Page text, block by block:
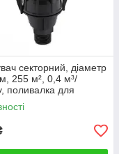
у зручному
або за
секторний, діаметр
255 м², 0,4 м³/
поливалка для
саду, газону, без